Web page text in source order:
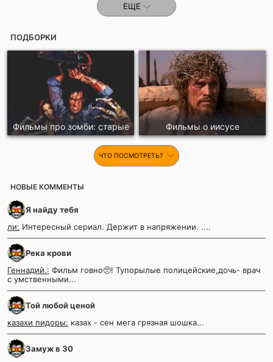
ЕЩЕ
ПОДБОРКИ
Фильмы про зомби: старые Фильмы о иисусе
ЧТО ПОСМОТРЕТЬ?
НОВЫЕ КОММЕНТЫ
Я найду тебя
ли: Интересный сериал. Держит в напряжении. ....
Река крови
Геннадий.: Фильм говно🥺! Тупорылые полицейские,дочь- врач
с умственными...
Той любой ценой
казахи пидоры: казах - сен мега грязная шошка...
Замуж в 30